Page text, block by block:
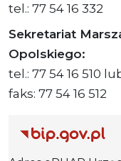
tel.: 77 54 16 332
Sekretariat
Opolskiego:
tel.: 77 54 16 510
faks: 77 54 16 512